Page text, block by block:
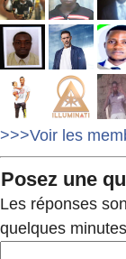
>>>Voir les
Posez une
Les réponses
quelques minutes